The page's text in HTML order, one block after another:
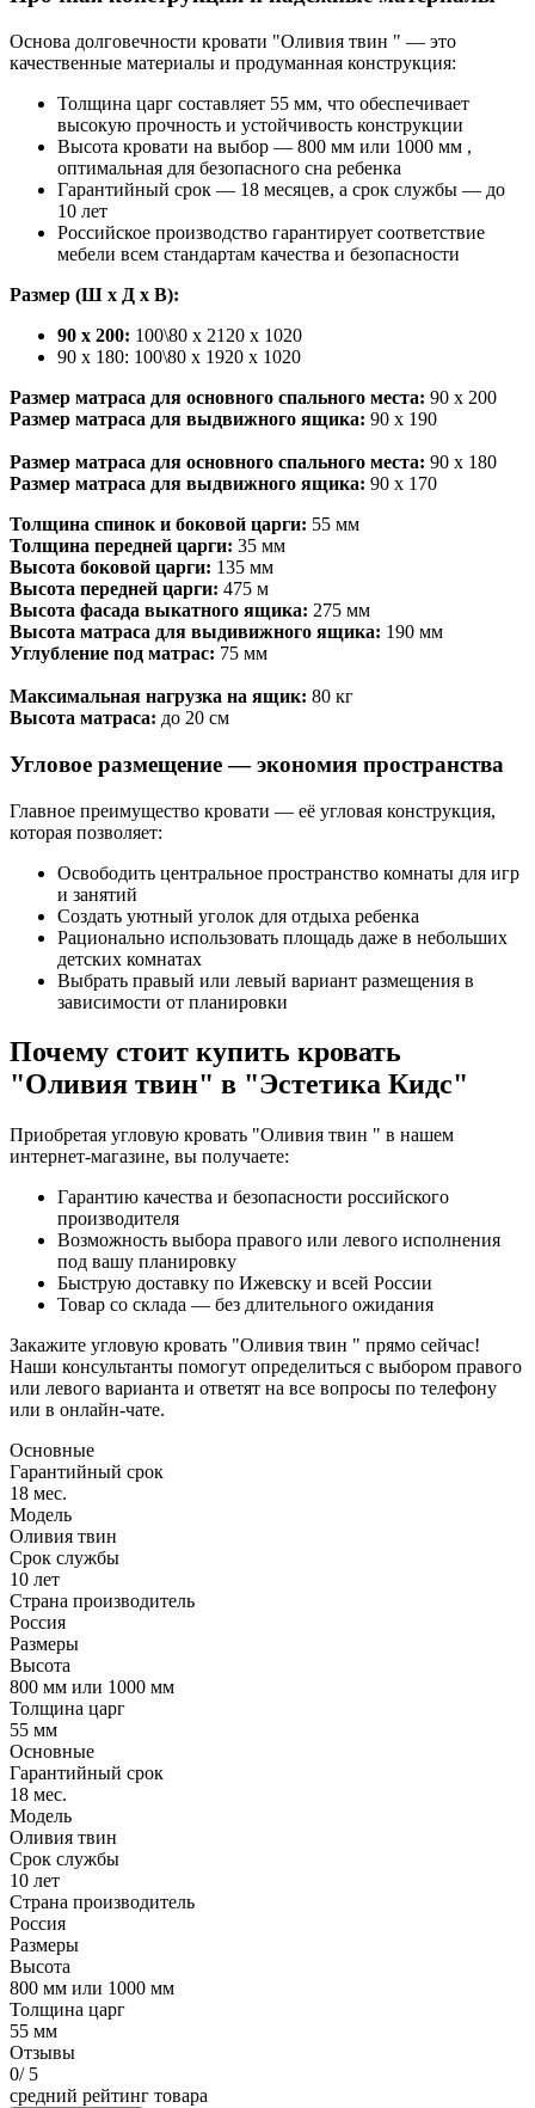
Основа долговечности кровати "Оливия твин " — это
качественные материалы и продуманная конструкция:
Толщина царг составляет 55 мм, что обеспечивает
высокую прочность и устойчивость конструкции
Высота кровати на выбор — 800 мм или 1000 мм ,
оптимальная для безопасного сна ребенка
Гарантийный срок — 18 месяцев, а срок службы — до
10 лет
Российское производство гарантирует соответствие
мебели всем стандартам качества и безопасности
Размер (Ш х Д х В):
90 х 200: 100\80 х 2120 х 1020
90 х 180: 100\80 х 1920 х 1020
Размер матраса для основного спального места: 90 х 200
Размер матраса для выдвижного ящика: 90 x 190
Размер матраса для основного спального места: 90 х 180
Размер матраса для выдвижного ящика: 90 x 170
Толщина спинок и боковой царги: 55 мм
Толщина передней царги: 35 мм
Высота боковой царги: 135 мм
Высота передней царги: 475 м
Высота фасада выкатного ящика: 275 мм
Высота матраса для выдивижного ящика: 190 мм
Углубление под матрас: 75 мм
Максимальная нагрузка на ящик: 80 кг
Высота матраса: до 20 см
Угловое размещение — экономия пространства
Главное преимущество кровати — её угловая конструкция,
которая позволяет:
Освободить центральное пространство комнаты для игр
и занятий
Создать уютный уголок для отдыха ребенка
Рационально использовать площадь даже в небольших
детских комнатах
Выбрать правый или левый вариант размещения в
зависимости от планировки
Почему стоит купить кровать
"Оливия твин" в "Эстетика Кидс"
Приобретая угловую кровать "Оливия твин " в нашем
интернет-магазине, вы получаете:
Гарантию качества и безопасности российского
производителя
Возможность выбора правого или левого исполнения
под вашу планировку
Быструю доставку по Ижевску и всей России
Товар со склада — без длительного ожидания
Закажите угловую кровать "Оливия твин " прямо сейчас!
Наши консультанты помогут определиться с выбором правого
или левого варианта и ответят на все вопросы по телефону
или в онлайн-чате.
Основные
Гарантийный срок
18 мес.
Модель
Оливия твин
Срок службы
10 лет
Страна производитель
Россия
Размеры
Высота
800 мм или 1000 мм
Толщина царг
55 мм
Основные
Гарантийный срок
18 мес.
Модель
Оливия твин
Срок службы
10 лет
Страна производитель
Россия
Размеры
Высота
800 мм или 1000 мм
Толщина царг
55 мм
Отзывы
0/ 5
средний рейтинг товара